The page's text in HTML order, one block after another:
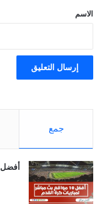
*الاسم
جمع
أفضل ١٠ مواقع بث مباشر لمباريات كرة القدم